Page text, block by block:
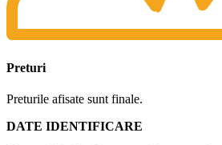
Preturi
Preturile afisate sunt finale.
DATE IDENTIFICARE